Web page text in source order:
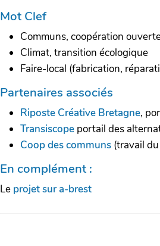
Mot Clef
Communs, coopération
Climat, transition écologique
Faire-local (fabrication,
Partenaires associés
Riposte Créative Bretagne,
Transiscope portail des
Coop des communs (travail
En complément :
Le projet sur a-brest